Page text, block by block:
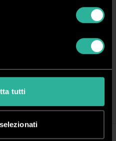
tutti
DCUTLA4
XD-CH4-BL
BN-20 / TrueVIS